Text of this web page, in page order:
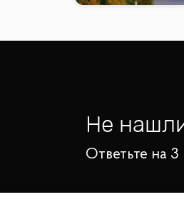
Не
Ответьте на